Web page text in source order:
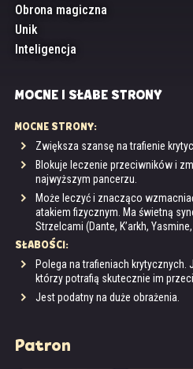
Obrona magiczna
Unik
Inteligencja
MOCNE I SŁABE STRONY
MOCNE STRONY:
Zwiększa szansę na trafienie
Blokuje leczenie przeciwników i
najwyższym pancerzu.
Może leczyć i znacząco
atakiem fizycznym. Ma świetną
Strzelcami (Dante, K’arkh,
SŁABOŚCI:
Polega na trafieniach krytycznych.
którzy potrafią skutecznie im
Jest podatny na duże obrażenia.
Patron